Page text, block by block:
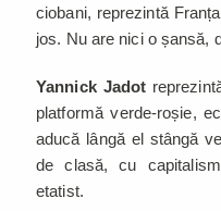
ciobani, reprezintă
jos. Nu are nici o șansă,
Yannick Jadot
platformă verde-roșie,
aducă lângă el stângă
de clasă, cu
etatist.